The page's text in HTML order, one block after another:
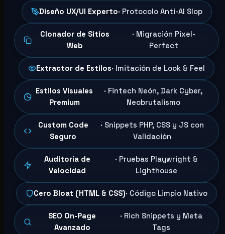
Diseño UX/UI Experto· Protocolo Anti-AI Slop
Clonador de Sitios
Web
· Migración Pixel-
Perfect
Extractor de Estilos· Imitación de Look & Feel
Estilos Visuales
Premium
· Fintech Neón, Dark Cyber,
Neobrutalismo
Custom Code
Seguro
· Snippets PHP, CSS y JS con
Validación
Auditoría de
Velocidad
· Pruebas Playwright &
Lighthouse
Cero Bloat (HTML & CSS)· Código Limpio Nativo
SEO On-Page
Avanzado
· Rich Snippets y Meta
Tags